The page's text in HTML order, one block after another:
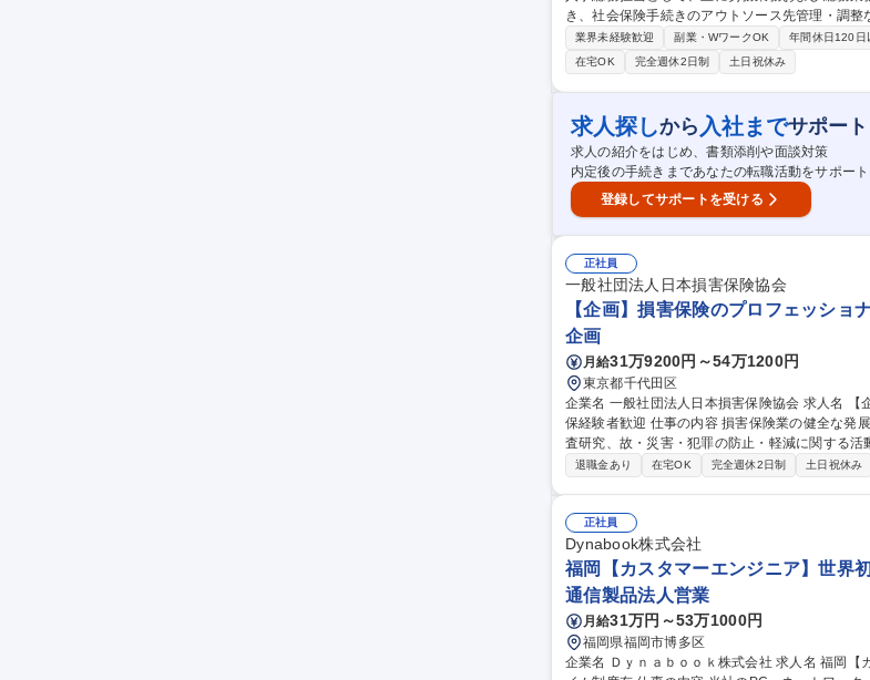
き、社会保険手続きのアウトソース先管理・調
の入力・更新、社員情報管理業務 ・健康診断対
や評価制度の企画、運用のサポート業務 ・人事関連シス
総務担当（労務・総務）】リモート勤務：週3～4
業界未経験歓迎 副業・WワークOK 年間休日120日
在宅OK
完全週休2日制 土日祝休み
求人探しから 入社までサポート
求人の紹介をはじめ、書類添削や面談対策
内定後の手続きまであなたの転職活動をサポート
登録してサポートを受ける
正社員
一般社団法人日本損害保険協会
【企画】損害保険のプロフェッショ
企画
月給31万9200円～54万1200円
東京都千代田区
企業名 一般社団法人日本損害保険協会 求人名 【企画】損害保険のプロフェッショナル/社会貢献性の高い事業/損
保経験者歓迎 仕事の内容 損害保険業の健全な発展と信頼性の向上につながる各取組みの企画立案、広報啓発、調
査研究、故・災害・犯罪の防止・軽減に関する活動、各種制
としては、損害保険の仕組みや役割の理解促進
会のさらなる役割発揮や新たな価値創造に貢献していただきます。 募集職種 【企画
ナル/社会貢献性の高い事業/損保経験者歓迎
退職金あり 在宅OK 完全週休2日制 土日祝休み
正社員
Dynabook株式会社
福岡【カスタマーエンジニア】世界
通信製品法人営業
月給31万円～53万1000円
福岡県福岡市博多区
企業名 Ｄｙｎａｂｏｏｋ株式会社 求人名 福岡【カスタマーエンジニア】世界初のノートPCを開発/フレックスタ